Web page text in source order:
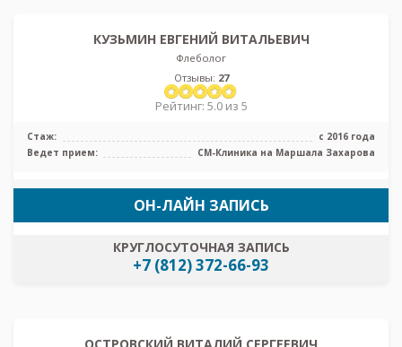
КУЗЬМИН ЕВГЕНИЙ ВИТАЛЬЕВИЧ
Флеболог
Отзывы: 27
Рейтинг: 5.0 из 5
Стаж:
с 2016 года
Ведет прием:
СМ-Клиника на Маршала Захарова
ОН-ЛАЙН ЗАПИСЬ
КРУГЛОСУТОЧНАЯ ЗАПИСЬ
+7 (812) 372-66-93